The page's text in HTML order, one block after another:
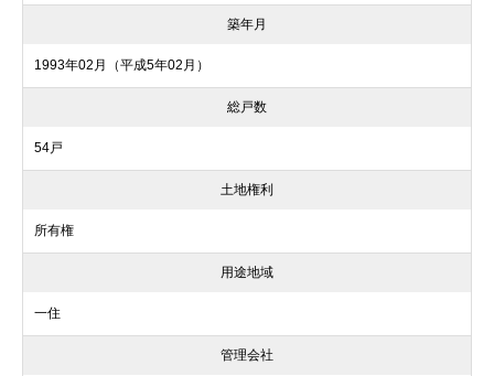
築年月
1993年02月（平成5年02月）
総戸数
54戸
土地権利
所有権
用途地域
一住
管理会社